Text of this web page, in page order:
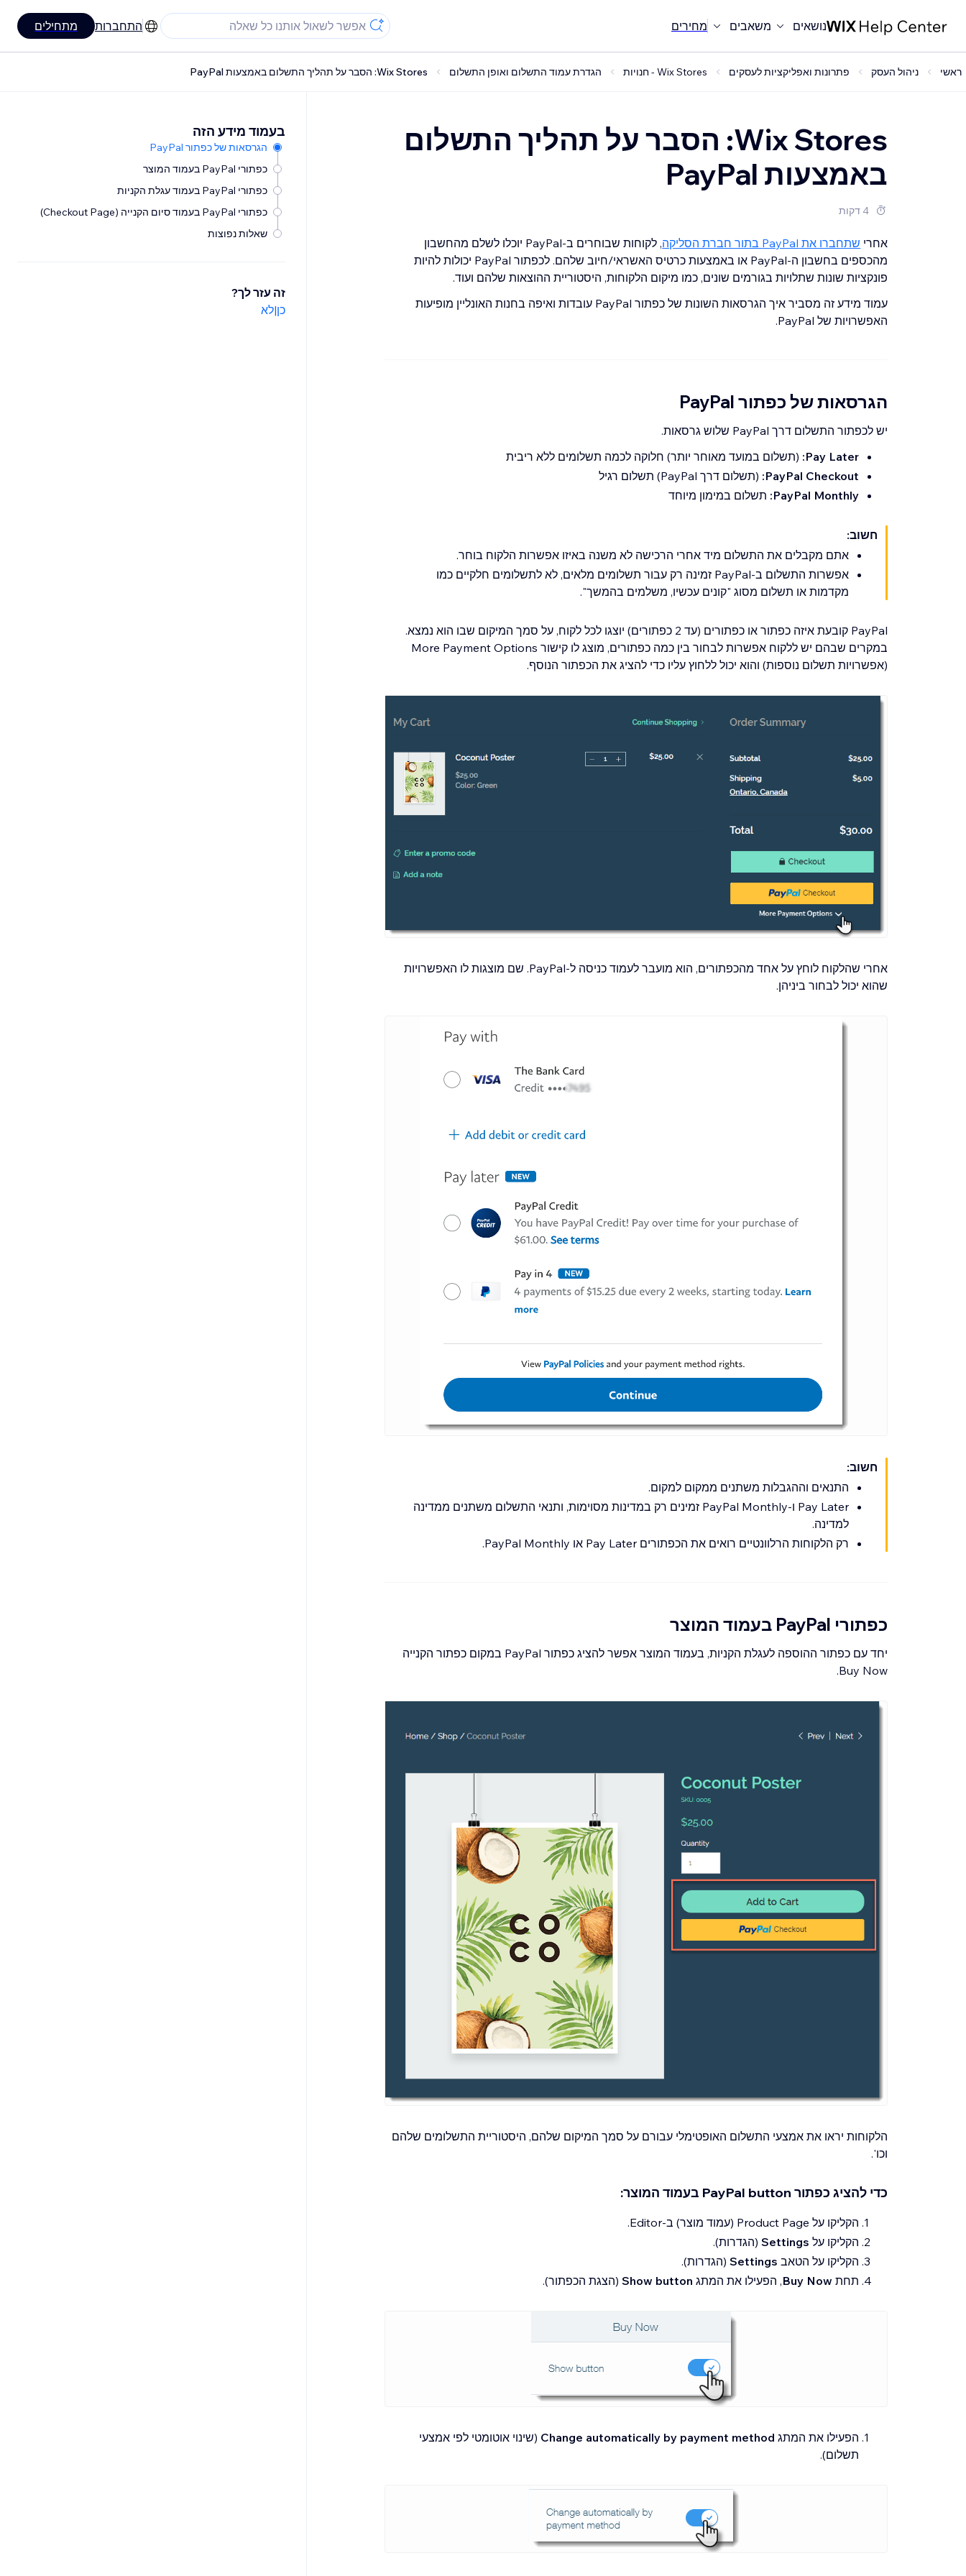
נושאים משאבים מחירים התחברות מתחילים
ראשי ניהול העסק פתרונות ואפליקציות לעסקים Wix Stores - חנויות הגדרת עמוד התשלום ואופן התשלום Wix Stores: הסבר על תהליך התשלום באמצעות PayPal
Wix Stores: הסבר על תהליך התשלום
באמצעות PayPal
4 דקות
אחרי שתחברו את PayPal בתור חברת הסליקה
, לקוחות שבוחרים ב-PayPal יוכלו לשלם מהחשבון
מהכספים בחשבון ה-PayPal או באמצעות כרטיס האשראי/חיוב שלהם. לכפתור PayPal יכולות להיות
פונקציות שונות שתלויות בגורמים שונים, כמו מיקום הלקוחות, היסטוריית ההוצאות שלהם ועוד.
עמוד מידע זה מסביר איך הגרסאות השונות של כפתור PayPal עובדות ואיפה בחנות האונליין מופיעות
האפשרויות של PayPal.
הגרסאות של כפתור PayPal
יש לכפתור התשלום דרך PayPal שלוש גרסאות.
Pay Later: (תשלום במועד מאוחר יותר) חלוקה לכמה תשלומים ללא ריבית
PayPal Checkout: (תשלום דרך PayPal) תשלום רגיל
PayPal Monthly: תשלום במימון מיוחד
חשוב:
אתם מקבלים את התשלום מיד אחרי הרכישה לא משנה באיזו אפשרות הלקוח בוחר.
אפשרות התשלום ב-PayPal זמינה רק עבור תשלומים מלאים, לא לתשלומים חלקיים כמו
מקדמות או תשלום מסוג "קונים עכשיו, משלמים בהמשך".
PayPal קובעת איזה כפתור או כפתורים (עד 2 כפתורים) יוצגו לכל לקוח, על סמך המיקום שבו הוא נמצא.
במקרים שבהם יש ללקוח אפשרות לבחור בין כמה כפתורים, מוצג לו קישור More Payment Options
(אפשרויות תשלום נוספות) והוא יכול ללחוץ עליו כדי להציג את הכפתור הנוסף.
אחרי שהלקוח לוחץ על אחד מהכפתורים, הוא מועבר לעמוד כניסה ל-PayPal. שם מוצגות לו האפשרויות
שהוא יכול לבחור ביניהן.
חשוב:
התנאים וההגבלות משתנים ממקום למקום.
Pay Later ו-PayPal Monthly זמינים רק במדינות מסוימות, ותנאי התשלום משתנים ממדינה
למדינה.
רק הלקוחות הרלוונטיים רואים את הכפתורים Pay Later או PayPal Monthly.
כפתורי PayPal בעמוד המוצר
יחד עם כפתור ההוספה לעגלת הקניות, בעמוד המוצר אפשר להציג כפתור PayPal במקום כפתור הקנייה
Buy Now.
הלקוחות יראו את אמצעי התשלום האופטימלי עבורם על סמך המיקום שלהם, היסטוריית התשלומים שלהם
וכו'.
כדי להציג כפתור PayPal button בעמוד המוצר:
הקליקו על Product Page (עמוד מוצר) ב-Editor.
הקליקו על Settings(הגדרות).
הקליקו על הטאב Settings(הגדרות).
תחת Buy Now, הפעילו את המתג Show button(הצגת הכפתור).
הפעילו את המתג Change automatically by payment method (שינוי אוטומטי לפי אמצעי
תשלום).
בעמוד מידע הזה
הגרסאות של כפתור PayPal
כפתורי PayPal בעמוד המוצר
כפתורי PayPal בעמוד עגלת הקניות
כפתורי PayPal בעמוד סיום הקנייה (Checkout Page)
שאלות נפוצות
זה עזר לך?
כן|לא